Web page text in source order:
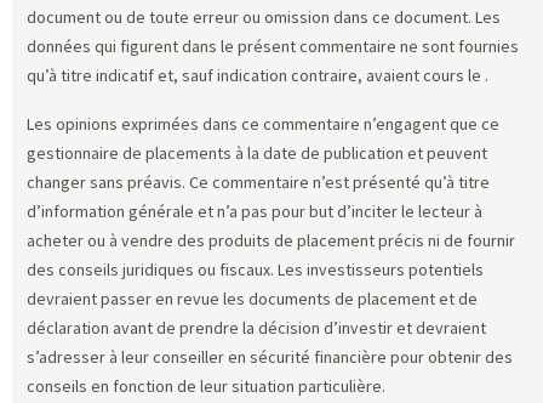
document ou de toute erreur ou omission dans ce document. Les
données qui figurent dans le présent commentaire ne sont fournies
qu’à titre indicatif et, sauf indication contraire, avaient cours le .
Les opinions exprimées dans ce commentaire n’engagent que ce
gestionnaire de placements à la date de publication et peuvent
changer sans préavis. Ce commentaire n’est présenté qu’à titre
d’information générale et n’a pas pour but d’inciter le lecteur à
acheter ou à vendre des produits de placement précis ni de fournir
des conseils juridiques ou fiscaux. Les investisseurs potentiels
devraient passer en revue les documents de placement et de
déclaration avant de prendre la décision d’investir et devraient
s’adresser à leur conseiller en sécurité financière pour obtenir des
conseils en fonction de leur situation particulière.